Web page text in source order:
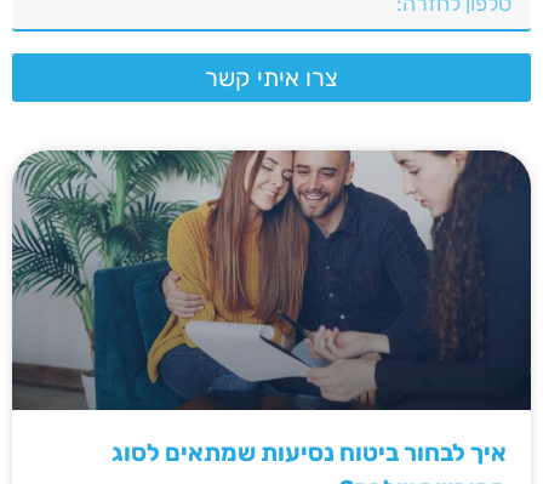
צרו איתי קשר
איך לבחור ביטוח נסיעות שמתאים לסוג